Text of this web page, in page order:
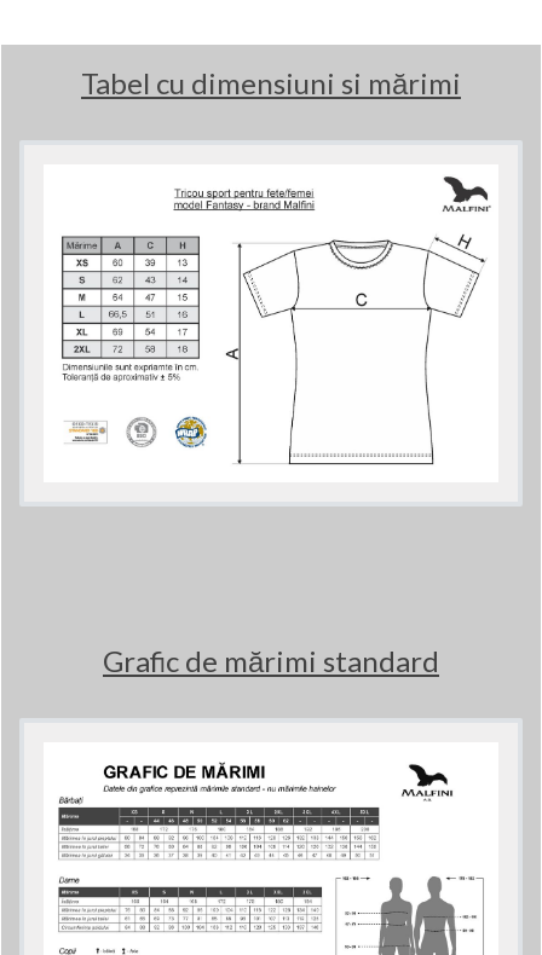
Tabel cu dimensiuni si mărimi
Grafic de mărimi standard